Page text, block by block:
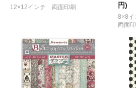
12×12インチ 両面印刷
円)
8×8
両面